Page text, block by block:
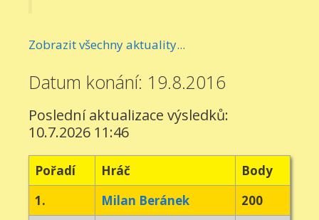
Zobrazit všechny aktuality...
Datum konání: 19.8.2016
Poslední aktualizace výsledků:
10.7.2026 11:46
Pořadí Hráč
Body
1.
Milan Beránek
200